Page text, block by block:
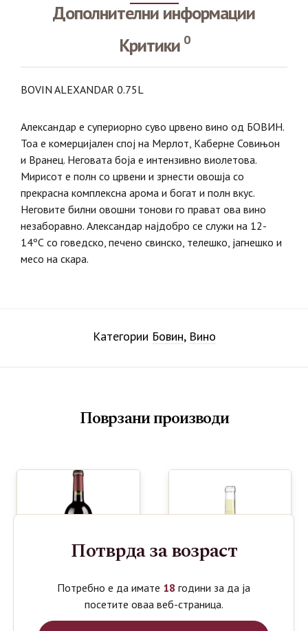
Дополнителни информации
Критики 0
BOVIN ALEXANDAR 0.75L
Александар е супериорно суво црвено вино од БОВИН.
Тоа е комерцијален спој на Мерлот, Каберне Совињон
и Вранец. Неговата боја е интензивно виолетова.
Мирисот е полн со црвени и зрнести овошја со
прекрасна комплексна арома и богат и полн вкус.
Неговите билни овошни тонови го прават ова вино
незаборавно. Александар најдобро се служи на 12-
14ºС со говедско, печено свинско, телешко, јагнешко и
месо на скара.
Категории Бовин, Вино
Поврзани производи
Потврда за возраст
Потребно е да имате 18 години за да ја
посетите оваа веб-страница.